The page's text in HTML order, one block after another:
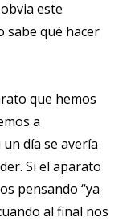
este
sabe qué hacer
que hemos
a
día se avería
Si el aparato
pensando “ya
al final nos